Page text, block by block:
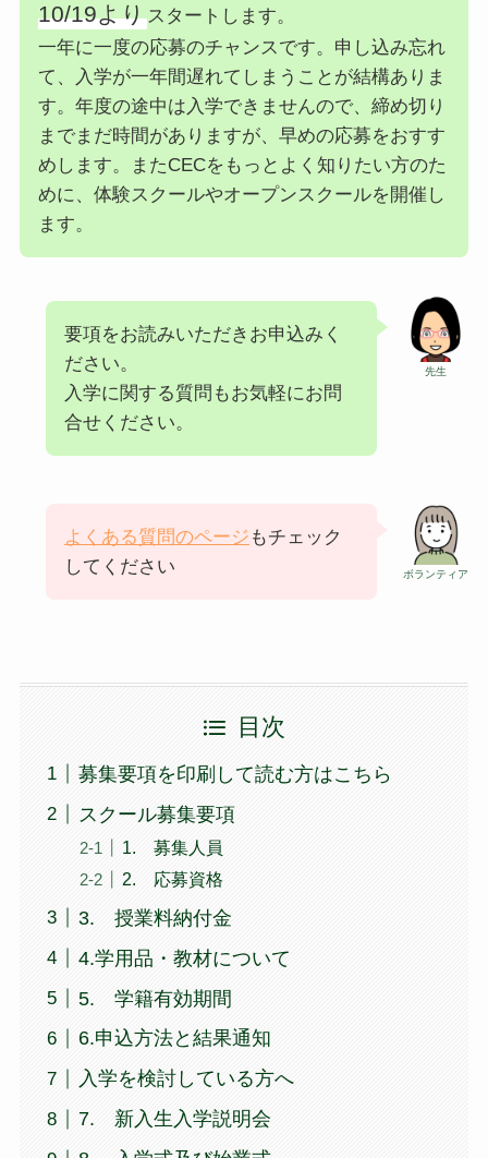
10/19よりスタートします。
一年に一度の応募のチャンスです。申し込み忘れ
て、入学が一年間遅れてしまうことが結構ありま
す。年度の途中は入学できませんので、締め切り
までまだ時間がありますが、早めの応募をおすす
めします。またCECをもっとよく知りたい方のた
めに、体験スクールやオープンスクールを開催し
ます。
先生
要項をお読みいただきお申込みく
ださい。
入学に関する質問もお気軽にお問
合せください。
ボランティア
よくある質問のページ もチェック
してください
目次
募集要項を印刷して読む方はこちら
スクール募集要項
1. 募集人員
2. 応募資格
3. 授業料納付金
4.学用品・教材について
5. 学籍有効期間
6.申込方法と結果通知
入学を検討している方へ
7. 新入生入学説明会